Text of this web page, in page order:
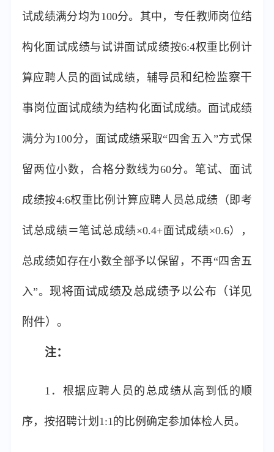
试成绩满分均为100分。其中， 专任教师岗位结
构化面试成绩与试讲面试成绩按6:4权重比例计
算应聘人员的面试成绩，辅导员和纪检监察干
事岗位面试成绩为结构化面试成绩。面试成绩
满分为100分，面试成绩采取“四舍五入”方式保
留两位小数，合格分数线为60分。笔试、面试
成绩按4:6权重比例计算应聘人员总成绩（即考
试总成绩＝笔试总成绩×0.4+面试成绩×0.6），
总成绩如存在小数全部予以保留，不再“四舍五
入”。 现将面试成绩及总成绩予以公布（详见
附件）。
注：
1．根据应聘人员的总成绩从高到低的顺
序，按招聘计划1:1的比例确定参加体检人员。